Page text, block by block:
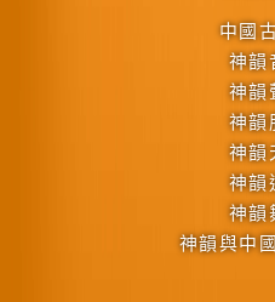
中國
神韻
神韻
神韻
神韻
神韻
神韻
神韻與中